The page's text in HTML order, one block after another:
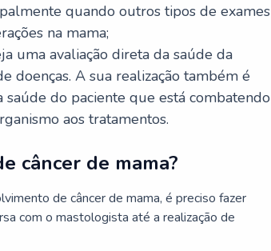
quando outros tipos de exames
na mama;
uma avaliação direta da saúde da
doenças. A sua realização também é
do paciente que está combatendo
aos tratamentos.
câncer de mama?
de câncer de mama, é preciso fazer
com o mastologista até a realização de